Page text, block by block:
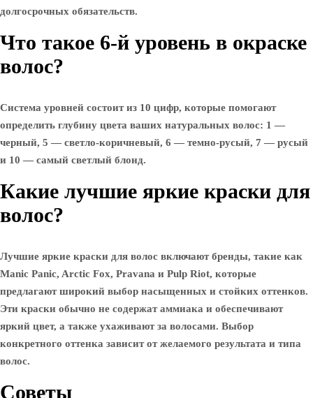
долгосрочных обязательств.
Что такое 6-й уровень в окраске
волос?
Система уровней состоит из 10 цифр, которые помогают
определить глубину цвета ваших натуральных волос: 1 —
черный, 5 — светло-коричневый, 6 — темно-русый, 7 — русый
и 10 — самый светлый блонд.
Какие лучшие яркие краски для
волос?
Лучшие яркие краски для волос включают бренды, такие как
Manic Panic, Arctic Fox, Pravana и Pulp Riot, которые
предлагают широкий выбор насыщенных и стойких оттенков.
Эти краски обычно не содержат аммиака и обеспечивают
яркий цвет, а также ухаживают за волосами. Выбор
конкретного оттенка зависит от желаемого результата и типа
волос.
Советы